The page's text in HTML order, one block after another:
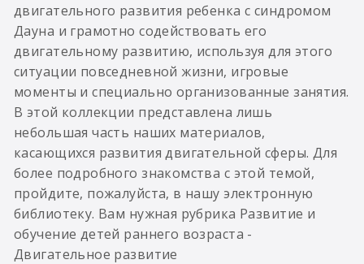
двигательного развития ребенка с синдромом
Дауна и грамотно содействовать его
двигательному развитию, используя для этого
ситуации повседневной жизни, игровые
моменты и специально организованные занятия.
В этой коллекции представлена лишь
небольшая часть наших материалов,
касающихся развития двигательной сферы. Для
более подробного знакомства с этой темой,
пройдите, пожалуйста, в нашу электронную
библиотеку. Вам нужная рубрика Развитие и
обучение детей раннего возраста -
Двигательное развитие